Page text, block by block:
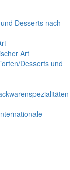
Desserts nach
Art
Desserts und